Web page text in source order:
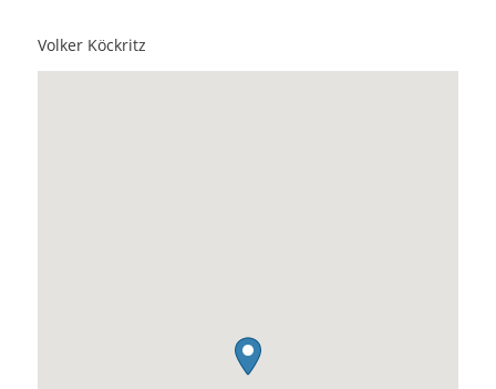
Volker Köckritz